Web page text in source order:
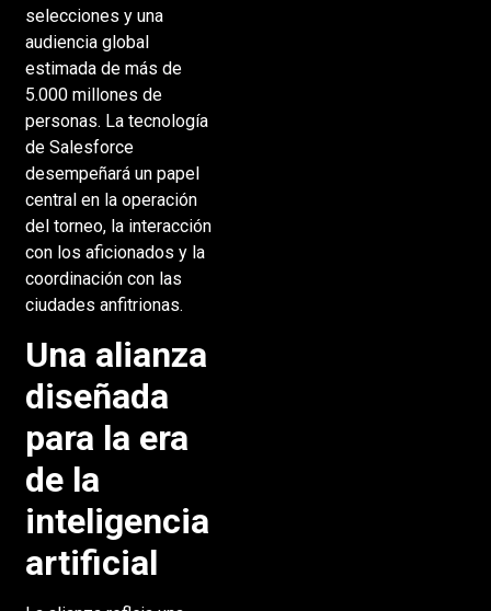
selecciones y una
audiencia global
estimada de más de
5.000 millones de
personas. La tecnología
de Salesforce
desempeñará un papel
central en la operación
del torneo, la interacción
con los aficionados y la
coordinación con las
ciudades anfitrionas.
Una alianza
diseñada
para la era
de la
inteligencia
artificial